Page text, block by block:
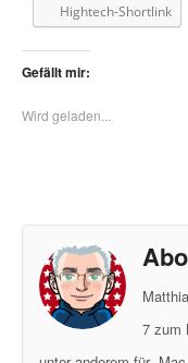
Hightech-Shortlink
Gefällt mir:
Wird geladen...
7 zum